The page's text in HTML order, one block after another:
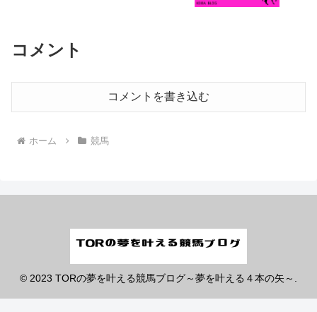
コメント
コメントを書き込む
ホーム 競馬
© 2023 TORの夢を叶える競馬ブログ～夢を叶える４本の矢～.